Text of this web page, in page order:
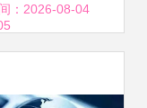
可证、ICP备
：2026-08-04